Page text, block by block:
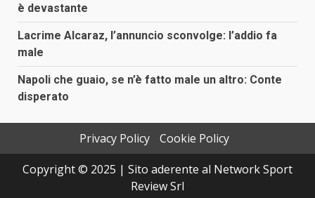
è devastante
Lacrime Alcaraz, l’annuncio sconvolge: l’addio fa
male
Napoli che guaio, se n’è fatto male un altro: Conte
disperato
Privacy Policy
Cookie Policy
Copyright © 2025 | Sito aderente al Network Sport
Review Srl